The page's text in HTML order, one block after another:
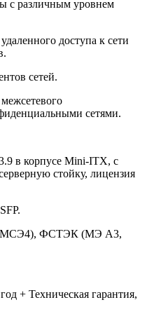
с различным уровнем
доступа к сети
сетей.
сетями.
в корпусе Mini-ITX, с
стойку, лицензия
МСЭ4), ФСТЭК (МЭ А3,
+ Техническая гарантия,